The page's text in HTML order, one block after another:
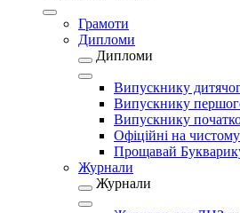
Грамоти
Дипломи
Дипломи
Випускнику
Випускнику
Випускнику
Офіційні на
Прощавай
Журнали
Журнали